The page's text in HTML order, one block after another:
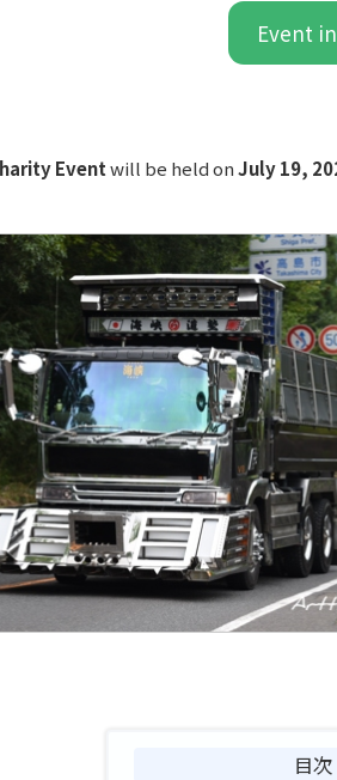
Event
Eventwill be held onJuly 19,
目次